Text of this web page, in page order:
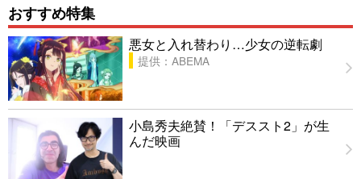
おすすめ特集
悪女と入れ替わり…少女の逆転劇
提供：ABEMA
小島秀夫絶賛！「デススト2」が生
んだ映画